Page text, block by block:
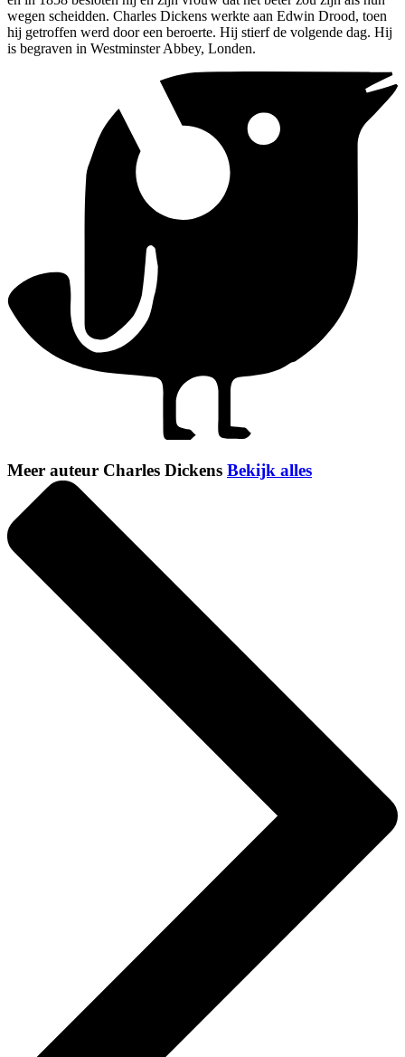
wegen scheidden. Charles Dickens werkte aan Edwin Drood, toen
hij getroffen werd door een beroerte. Hij stierf de volgende dag. Hij
is begraven in Westminster Abbey, Londen.
Meer auteur Charles Dickens Bekijk alles